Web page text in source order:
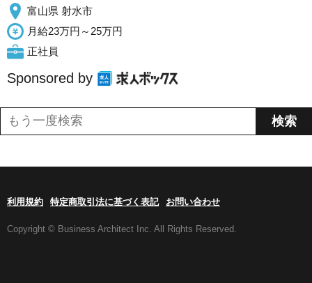
富山県 射水市
月給23万円～25万円
正社員
Sponsored by
利用規約 特定商取引法に基づく表記 お問い合わせ
Copyright © Business Architect Inc. All Rights Reserved.